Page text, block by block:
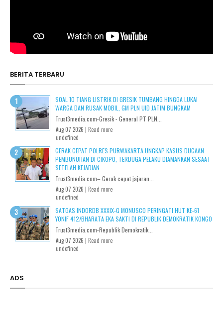
BERITA TERBARU
SOAL 10 TIANG LISTRIK DI GRESIK TUMBANG HINGGA LUKAI
WARGA DAN RUSAK MOBIL, GM PLN UID JATIM BUNGKAM
Trust3media.com-Gresik - General PT PLN...
Aug 07 2026 | Read more
undefined
GERAK CEPAT POLRES PURWAKARTA UNGKAP KASUS DUGAAN
PEMBUNUHAN DI CIKOPO, TERDUGA PELAKU DIAMANKAN SESAAT
SETELAH KEJADIAN
Trust3media.com– Gerak cepat jajaran...
Aug 07 2026 | Read more
undefined
SATGAS INDORDB XXXIX-G MONUSCO PERINGATI HUT KE-61
YONIF 412/BHARATA EKA SAKTI DI REPUBLIK DEMOKRATIK KONGO
Trust3media.com-Republik Demokratik...
Aug 07 2026 | Read more
undefined
ADS